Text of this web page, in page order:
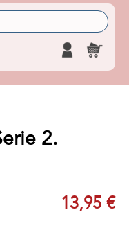
2.
13,95 €